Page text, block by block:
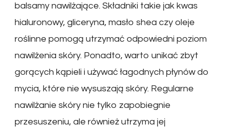
balsamy nawilżające. Składniki takie jak kwas
hialuronowy, gliceryna, masło shea czy oleje
roślinne pomogą utrzymać odpowiedni poziom
nawilżenia skóry. Ponadto, warto unikać zbyt
gorących kąpieli i używać łagodnych płynów do
mycia, które nie wysuszają skóry. Regularne
nawilżanie skóry nie tylko zapobiegnie
przesuszeniu, ale również utrzyma jej